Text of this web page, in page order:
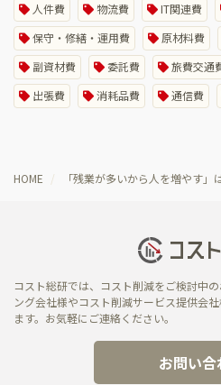
人件費 物流費 IT関連費
保守・修繕・運用費
原材料費
副資材費
委託費 旅費交通
出張費
消耗品費 通信費
HOME 「残業が多いから人を増やす」
コスト総研では、コスト削減をご検討中
ング会社様やコスト削減サービス提供会
ます。お気軽にご連絡ください。
お問い合